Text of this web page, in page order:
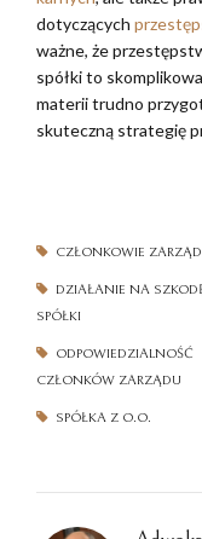
dotyczących
ważne, że
spółki to
materii trudno
skuteczną strategię
CZŁONKOWIE
DZIAŁANIE NA
SPÓŁKI
ODPOWIEDZIALNOŚĆ
CZŁONKÓW ZARZĄDU
SPÓŁKA Z O.O.